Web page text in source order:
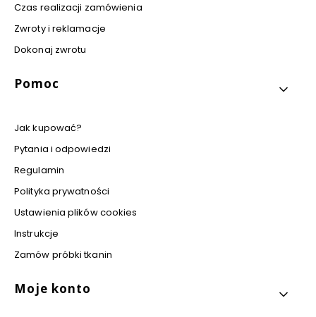
Czas realizacji zamówienia
Zwroty i reklamacje
Dokonaj zwrotu
Pomoc
Jak kupować?
Pytania i odpowiedzi
Regulamin
Polityka prywatności
Ustawienia plików cookies
Instrukcje
Zamów próbki tkanin
Moje konto